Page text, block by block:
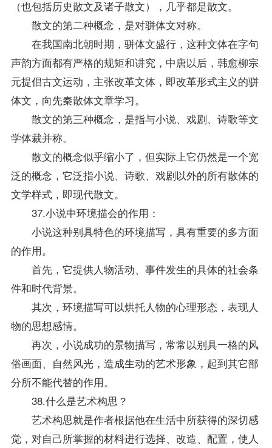
（也包括历史散文及诸子散文），几乎都是散文。
散文的第二种概念，是对骈体文对称。
在我国南北朝时期，骈体文盛行，这种文体在字句
声韵方面都有严格的规矩和讲究，中唐以后，韩愈柳宗
元提倡古文运动，主张改革文体，即改革形式主义的骈
体文，向先秦散体文章学习。
散文的第三种概念，是指与小说、戏剧、诗歌等文
学体裁并称。
散文的概念似乎缩小了，但实际上它仍然是一个宽
泛的概念，它泛指小说、诗歌、戏剧以外的所有散体的
文学样式，即现代散文。
37.小说中环境描会的作用：
小说这种别具特色的环境描写，具有重要的多方面
的作用。
首先，它提供人物活动、事件发生的具体的社会条
件和时代背景。
其次，环境描写可以烘托人物的心理形态，表现人
物的思想感情。
再次，小说成功的景物描写，常常以别具一格的风
俗画面、自然风光，造成生动的艺术形象，起到其它部
分所不能代替的作用。
38.什么是艺术构思？
艺术构思就是作者根据他在生活中所获得的深切感
觉，对自己所掌握的材料进行选择、改造、配置，使人